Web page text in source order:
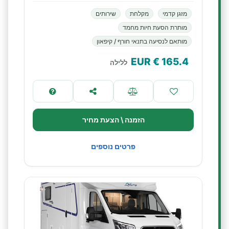
מזגן קדמי מקלחת
שירותים
מותרת הסעת חיות מחמד
מותאם לנסיעה בתנאי חורף / קיפאון
165.4
€ EUR ללילה
הזמנה \ הצעת מחיר
פרטים נוספים